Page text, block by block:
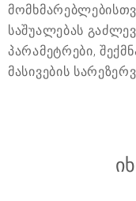
საშუალებას
პარამეტრები,
მასივების